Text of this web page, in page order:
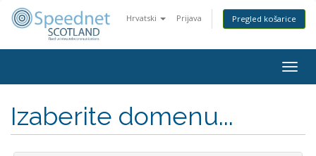
Hrvatski Prijava Pregled košarice
Izaberite domenu...